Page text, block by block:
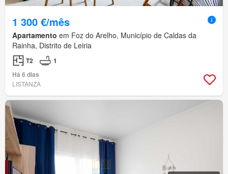
1 300 €/mês
Apartamento em Foz do Arelho, Município de Caldas da
Rainha, Distrito de Leiria
T2
1
Há 6 dias
LISTANZA